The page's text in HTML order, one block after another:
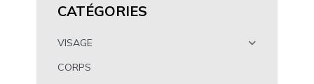
CATÉGORIES
VISAGE
CORPS